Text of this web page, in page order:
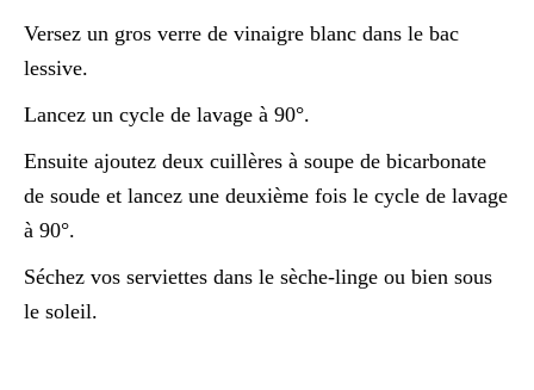
Versez un gros verre de vinaigre blanc dans le bac
lessive.
Lancez un cycle de lavage à 90°.
Ensuite ajoutez deux cuillères à soupe de bicarbonate
de soude et lancez une deuxième fois le cycle de lavage
à 90°.
Séchez vos serviettes dans le sèche-linge ou bien sous
le soleil.